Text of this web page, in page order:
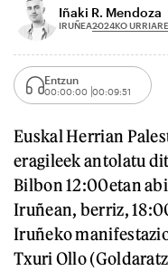
Iñaki R. Mendoza
IRUÑEA2024KO
Entzun
00:00:00 00:09:51
Euskal Herrian
eragileek antolatu
Bilbon 12:00etan
Iruñean, berriz,
Iruñeko
Txuri Ollo